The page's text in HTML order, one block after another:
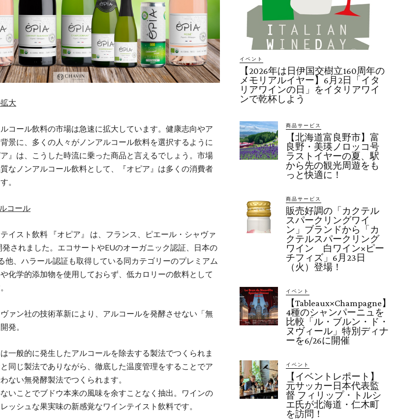
大
コール飲料の市場は急速に拡大しています。健康志向やア
景に、多くの人々がノンアルコール飲料を選択するように
』は、こうした時流に乗った商品と言えるでしょう。市場
なノンアルコール飲料として、『オピア』は多くの消費者
。
コール
イスト飲料 『オピア』 は、フランス、ピエール・シャヴァ
されました。エコサートやEUのオーガニック認証、日本の
他、ハラール認証も取得している同カテゴリーのプレミアム
化学的添加物を使用しておらず、低カロリーの飲料として
ァン社の技術革新により、アルコールを発酵させない「無
発。
一般的に発生したアルコールを除去する製法でつくられま
同じ製法でありながら、徹底した温度管理をすることでア
ない無発酵製法でつくられます。
いことでブドウ本来の風味を余すことなく抽出。ワインの
ッシュな果実味の新感覚なワインテイスト飲料です。
イベント
【2026年は日伊国交樹立160周年の
メモリアルイヤー】6月2日「イタ
リアワインの日」をイタリアワイ
ンで乾杯しよう
商品サービス
【北海道富良野市】富
良野・美瑛ノロッコ号
ラストイヤーの夏、駅
から先の観光周遊をも
っと快適に！
商品サービス
販売好調の「カクテル
スパークリングワイ
ン」ブランドから「カ
クテルスパークリング
ワイン 白ワイン×ピー
チフィズ」6月23日
（火）登場！
イベント
【Tableaux×Champagne】
4種のシャンパーニュを
比較「ル・ブルン・ド・
ヌヴィール」特別ディナ
ーを6/26に開催
イベント
【イベントレポート】
元サッカー日本代表監
督 フィリップ・トルシ
エ氏が北海道・仁木町
を訪問！